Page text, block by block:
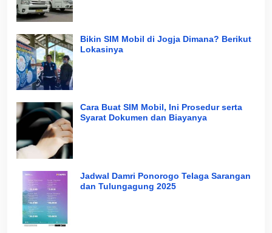
Bikin SIM Mobil di Jogja Dimana? Berikut
Lokasinya
Cara Buat SIM Mobil, Ini Prosedur serta
Syarat Dokumen dan Biayanya
Jadwal Damri Ponorogo Telaga Sarangan
dan Tulungagung 2025